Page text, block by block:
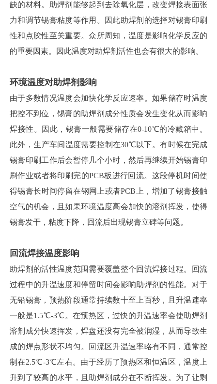
缺的材料。助焊剂能够起到去除氧化层，改变焊接表面张
力和调节锡膏粘度等作用。因此助焊剂的选择对锡膏印刷
性和点胶性至关重要。众所周知，温度是影响化学反应的
的重要因素。因此温度对助焊剂活性也会有很大的影响。
环境温度对助焊剂影响
由于多数情况温度会加快化学反应速率。如果储存时温度
把控不到位，锡膏的助焊剂成分性质会发生变化从而影响
焊接性。因此，锡膏一般需要储存在0-10℃的冷藏箱中。
此外，生产车间温度需要控制在30℃以下。有时候在完成
锡膏印刷工作后会暂停几个小时，然后再继续开始锡膏印
刷作业或者将印刷完的PCB板进行回流。这段停机时间使
得锡膏长时间停留在钢网上或者PCB上，增加了锡膏接触
空气的机会，且如果环境温度高会加快的溶剂挥发，使得
锡膏发干，粘度下降，回流后出现锡膏立碑等问题。
回流焊接温度影响
助焊剂的活性温度范围需要覆盖整个回流焊接过程。回流
过程中的升温速度和停留时间会影响助焊剂的性能。对于
无铅锡膏，预热阶段通常持续数十至上百秒，且升温速率
一般是1.5℃-3℃。在预热区，过快的升温速率会使助焊剂
溶剂成分快速挥发，焊盘还没有完全被润湿，从而导致生
成的焊点形状不均匀。回流区升温速率略有不同，通常控
制在2.5℃-3℃左右。由于经历了预热区和恒温区，温度上
升到了较高的水平，且助焊剂成分在不断挥发。为了让剩